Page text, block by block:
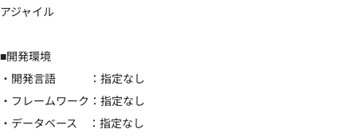
アジャイル
■開発環境
・開発言語　　　：指定なし
・フレームワーク：指定なし
・データベース　：指定なし